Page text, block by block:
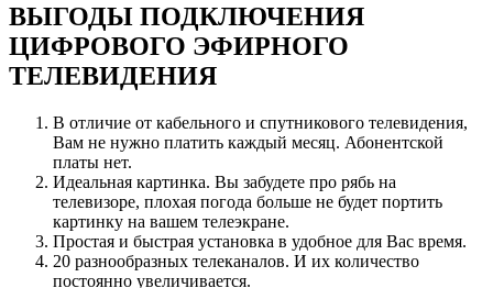
ВЫГОДЫ ПОДКЛЮЧЕНИЯ
ЦИФРОВОГО ЭФИРНОГО
ТЕЛЕВИДЕНИЯ
В отличие от кабельного и спутникового телевидения,
Вам не нужно платить каждый месяц. Абонентской
платы нет.
Идеальная картинка. Вы забудете про рябь на
телевизоре, плохая погода больше не будет портить
картинку на вашем телеэкране.
Простая и быстрая установка в удобное для Вас время.
20 разнообразных телеканалов. И их количество
постоянно увеличивается.